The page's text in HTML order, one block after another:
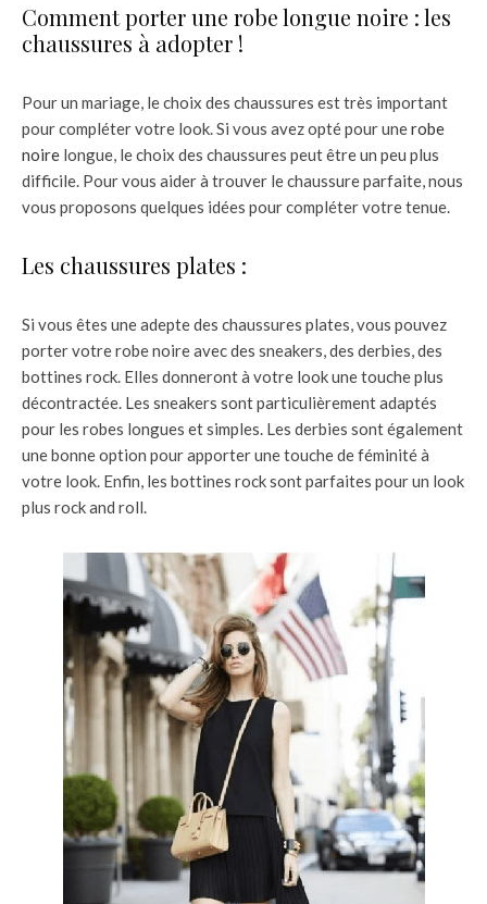
Comment porter une robe longue noire : les
chaussures à adopter !
Pour un mariage, le choix des chaussures est très important
pour compléter votre look. Si vous avez opté pour unerobe
noire longue, le choix des chaussures peut être un peu plus
difficile. Pour vous aider à trouver le chaussure parfaite, nous
vous proposons quelques idées pour compléter votre tenue.
Les chaussures plates :
Si vous êtes une adepte des chaussures plates, vous pouvez
porter votre robe noire avec des sneakers, des derbies, des
bottines rock. Elles donneront à votre look une touche plus
décontractée. Les sneakers sont particulièrement adaptés
pour les robes longues et simples. Les derbies sont également
une bonne option pour apporter une touche de féminité à
votre look. Enfin, les bottines rock sont parfaites pour un look
plus rock and roll.